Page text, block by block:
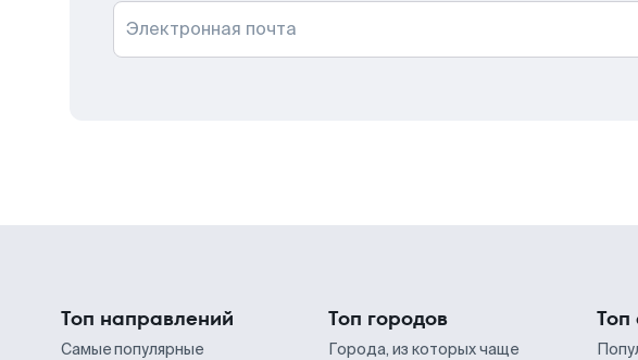
Электронная почта
Топ направлений
Самые популярные
Топ городов
Города, из которых чаще
Топ